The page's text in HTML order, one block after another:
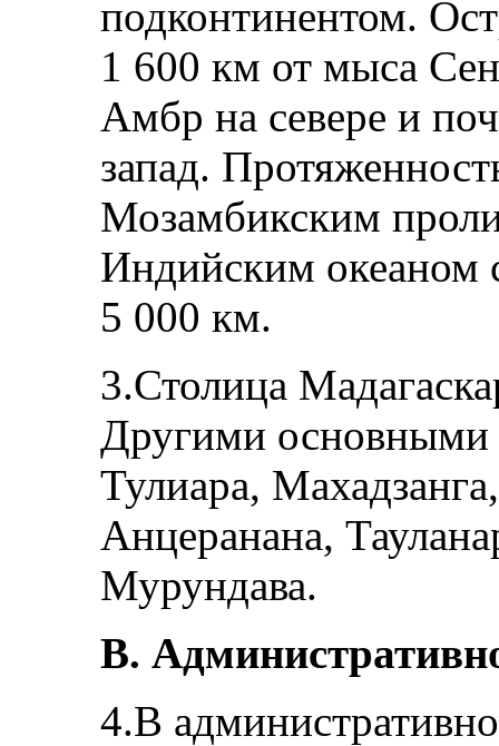
подконтинентом.
1 600 км от мыса
Амбр на севере и
запад.
Мозамбикским
Индийским океаном
5 000 км.
3.Столица
Другими основными
Тулиара,
Анцеранана,
Мурундава.
В.
4.В